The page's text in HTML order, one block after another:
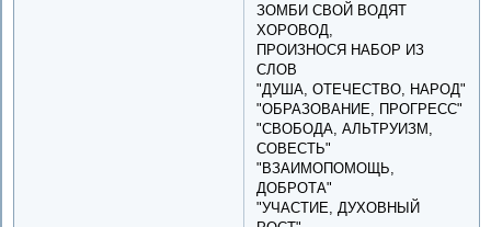
ЗОМБИ СВОЙ ВОДЯТ
ХОРОВОД,
ПРОИЗНОСЯ НАБОР ИЗ
СЛОВ
"ДУША, ОТЕЧЕСТВО, НАРОД"
"ОБРАЗОВАНИЕ, ПРОГРЕСС"
"СВОБОДА, АЛЬТРУИЗМ,
СОВЕСТЬ"
"ВЗАИМОПОМОЩЬ,
ДОБРОТА"
"УЧАСТИЕ, ДУХОВНЫЙ